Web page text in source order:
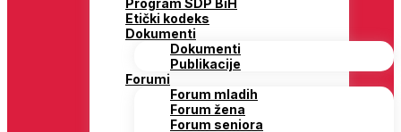
Program SDP BiH
Etički kodeks
Dokumenti
Dokumenti
Publikacije
Forumi
Forum mladih
Forum žena
Forum seniora